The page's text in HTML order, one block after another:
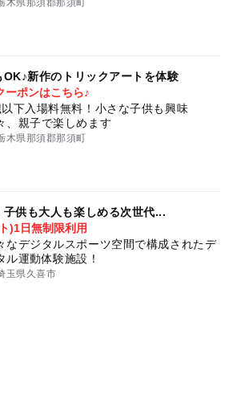
木県那須郡那須町
新作のトリックアートを体験
ーポンはこちら♪
下入場料無料！小さな子供も興味
、親子で楽しめます
木県那須郡那須町
供も大人も楽しめる次世代...
)1日無制限利用
なデジタルスポーツ空間で構成されたデ
ル運動体験施設！
玉県久喜市